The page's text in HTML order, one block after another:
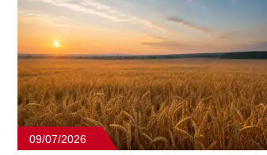
09/07/2026